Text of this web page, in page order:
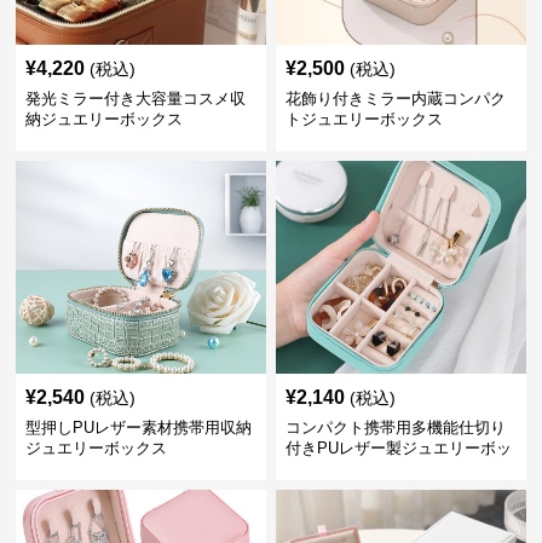
¥4,220 (税込)
発光ミラー付き大容量コスメ収
納ジュエリーボックス
¥2,500 (税込)
花飾り付きミラー内蔵コンパク
トジュエリーボックス
¥2,540 (税込)
型押しPUレザー素材携帯用収納
ジュエリーボックス
¥2,140 (税込)
コンパクト携帯用多機能仕切り
付きPUレザー製ジュエリーボッ